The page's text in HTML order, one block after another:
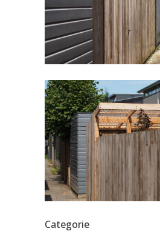
Categorie